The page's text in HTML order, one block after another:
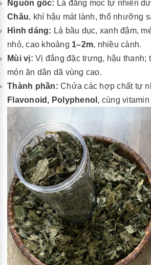
Nguồn gốc: Lá đắng mọc tự nhiên
Châu, khí hậu mát lành, thổ nhưỡng
Hình dáng: Lá bầu dục, xanh đậm,
nhỏ, cao khoảng 1–2m, nhiều cành.
Mùi vị: Vị đắng đặc trưng, hậu thanh;
món ăn dân dã vùng cao.
Thành phần: Chứa các hợp chất tự
Flavonoid, Polyphenol , cùng